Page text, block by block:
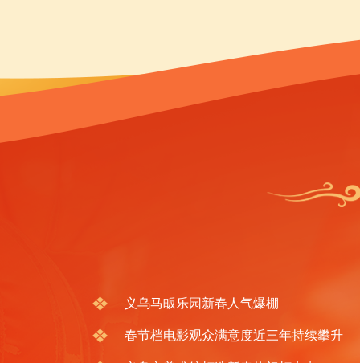
乌成
义乌马畈乐园新春人气爆棚
春节档电影观众满意度近三年持续攀升